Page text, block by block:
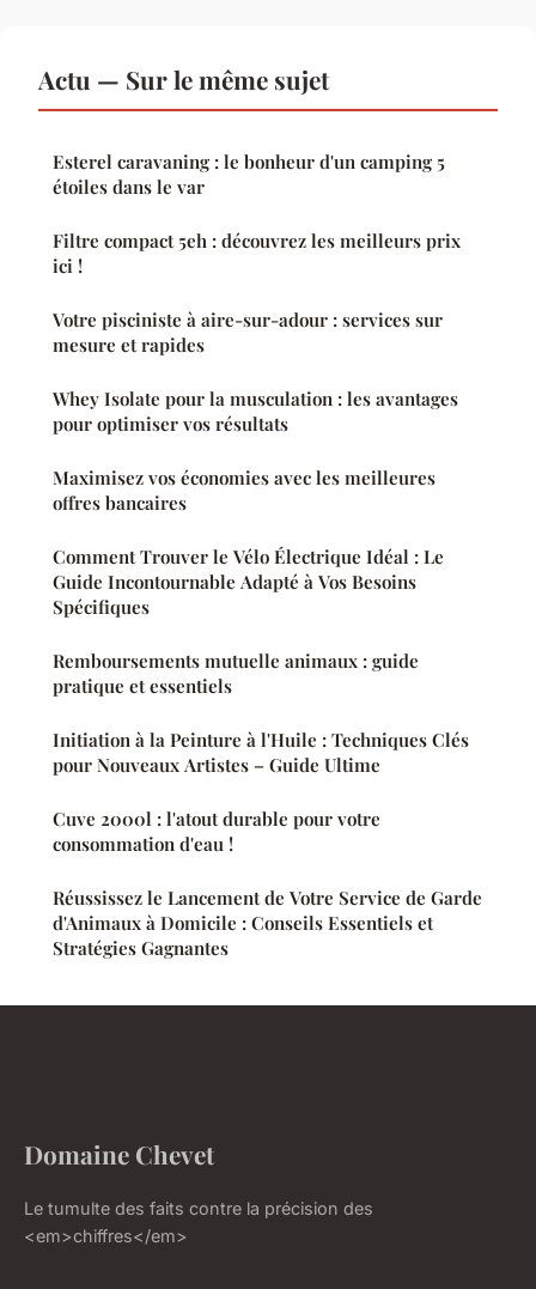
Actu — Sur le même sujet
Esterel caravaning : le bonheur d'un camping 5
étoiles dans le var
Filtre compact 5eh : découvrez les meilleurs prix
ici !
Votre pisciniste à aire-sur-adour : services sur
mesure et rapides
Whey Isolate pour la musculation : les avantages
pour optimiser vos résultats
Maximisez vos économies avec les meilleures
offres bancaires
Comment Trouver le Vélo Électrique Idéal : Le
Guide Incontournable Adapté à Vos Besoins
Spécifiques
Remboursements mutuelle animaux : guide
pratique et essentiels
Initiation à la Peinture à l'Huile : Techniques Clés
pour Nouveaux Artistes – Guide Ultime
Cuve 2000l : l'atout durable pour votre
consommation d'eau !
Réussissez le Lancement de Votre Service de Garde
d'Animaux à Domicile : Conseils Essentiels et
Stratégies Gagnantes
Domaine Chevet
Le tumulte des faits contre la précision des
<em>chiffres</em>